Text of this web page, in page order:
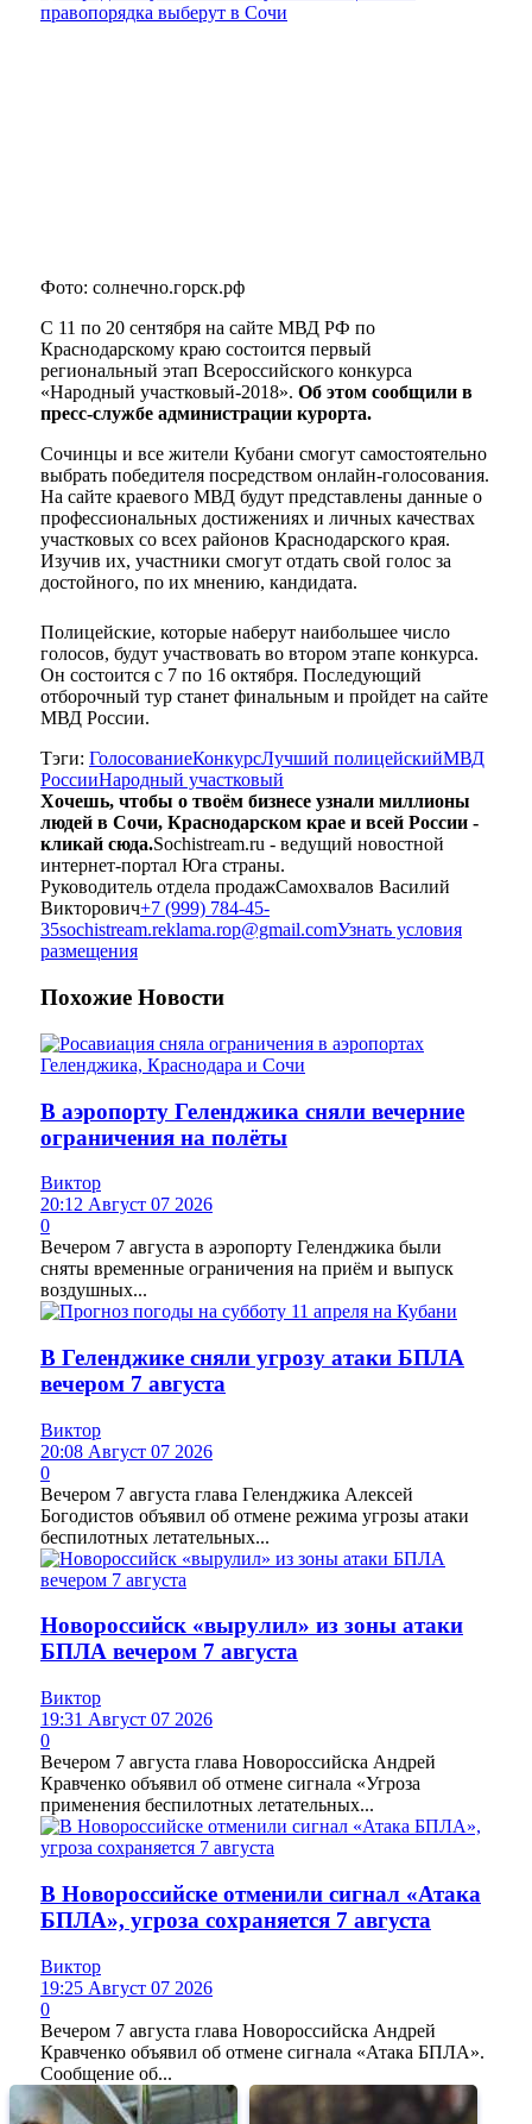
Фото: солнечно.горск.рф
С 11 по 20 сентября на сайте МВД РФ по
Краснодарскому краю состоится первый
региональный этап Всероссийского конкурса
«Народный участковый-2018». Об этом сообщили в
пресс-службе администрации курорта.
Сочинцы и все жители Кубани смогут самостоятельно
выбрать победителя посредством онлайн-голосования.
На сайте краевого МВД будут представлены данные о
профессиональных достижениях и личных качествах
участковых со всех районов Краснодарского края.
Изучив их, участники смогут отдать свой голос за
достойного, по их мнению, кандидата.
Полицейские, которые наберут наибольшее число
голосов, будут участвовать во втором этапе конкурса.
Он состоится с 7 по 16 октября. Последующий
отборочный тур станет финальным и пройдет на сайте
МВД России.
Тэги: ГолосованиеКонкурсЛучший полицейскийМВД
РоссииНародный участковый
Хочешь, чтобы о твоём бизнесе узнали миллионы
людей в Сочи, Краснодарском крае и всей России -
кликай сюда.Sochistream.ru - ведущий новостной
интернет-портал Юга страны.
Руководитель отдела продажСамохвалов Василий
Викторович+7 (999) 784-45-
35sochistream.reklama.rop@gmail.comУзнать условия
размещения
Похожие Новости
В аэропорту Геленджика сняли вечерние
ограничения на полёты
Виктор
20:12 Август 07 2026
0
Вечером 7 августа в аэропорту Геленджика были
сняты временные ограничения на приём и выпуск
воздушных...
В Геленджике сняли угрозу атаки БПЛА
вечером 7 августа
Виктор
20:08 Август 07 2026
0
Вечером 7 августа глава Геленджика Алексей
Богодистов объявил об отмене режима угрозы атаки
беспилотных летательных...
Новороссийск «вырулил» из зоны атаки
БПЛА вечером 7 августа
Виктор
19:31 Август 07 2026
0
Вечером 7 августа глава Новороссийска Андрей
Кравченко объявил об отмене сигнала «Угроза
применения беспилотных летательных...
В Новороссийске отменили сигнал «Атака
БПЛА», угроза сохраняется 7 августа
Виктор
19:25 Август 07 2026
0
Вечером 7 августа глава Новороссийска Андрей
Кравченко объявил об отмене сигнала «Атака БПЛА».
Сообщение об...